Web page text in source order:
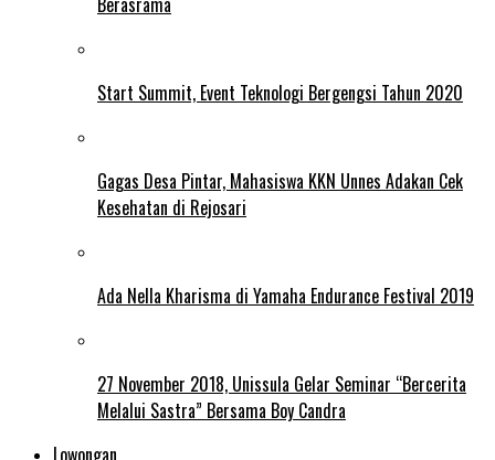
Start Summit, Event Teknologi Bergengsi Tahun 2020
Gagas Desa Pintar, Mahasiswa KKN Unnes Adakan Cek
Kesehatan di Rejosari
Ada Nella Kharisma di Yamaha Endurance Festival 2019
27 November 2018, Unissula Gelar Seminar “Bercerita
Melalui Sastra” Bersama Boy Candra